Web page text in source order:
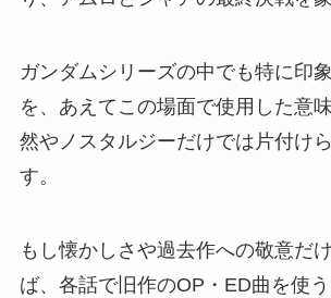
ガンダムシリーズの中でも特に印
を、あえてこの場面で使用した意
然やノスタルジーだけでは片付け
す。
もし懐かしさや過去作への敬意だ
ば、各話で旧作のOP・ED曲を使